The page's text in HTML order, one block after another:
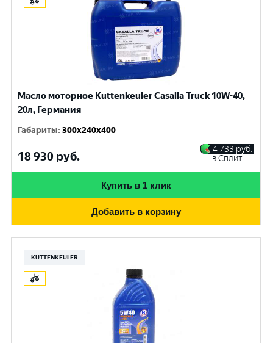
Масло моторное Kuttenkeuler Casalla Truck 10W-40,
20л, Германия
Габариты:300x240x400
18 930 руб.
4 733 руб.
в Сплит
Купить в 1 клик
Добавить в корзину
KUTTENKEULER